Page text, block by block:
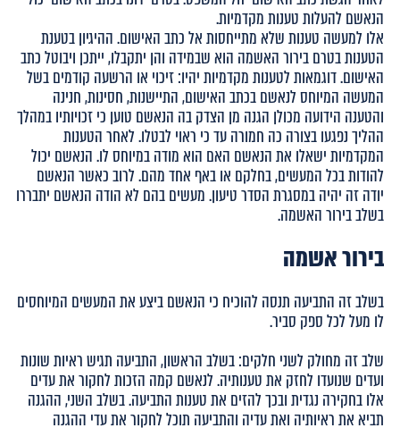
הנאשם להעלות טענות מקדמיות.
אלו למעשה טענות שלא מתייחסות אל כתב האישום. ההיגיון בטענת
הטענות בטרם בירור האשמה הוא שבמידה והן יתקבלו, ייתכן ויבוטל כתב
האישום. דוגמאות לטענות מקדמיות יהיו: זיכוי או הרשעה קודמים בשל
המעשה המיוחס לנאשם בכתב האישום, התיישנות, חסינות, חנינה
והטענה הידועה מכולן הגנה מן הצדק בה הנאשם טוען כי זכויותיו במהלך
ההליך נפגעו בצורה כה חמורה עד כי ראוי לבטלו. לאחר הטענות
המקדמיות ישאלו את הנאשם האם הוא מודה במיוחס לו. הנאשם יכול
להודות בכל המעשים, בחלקם או באף אחד מהם. לרוב כאשר הנאשם
יודה זה יהיה במסגרת הסדר טיעון. מעשים בהם לא הודה הנאשם יתבררו
בשלב בירור האשמה.
בירור אשמה
בשלב זה התביעה תנסה להוכיח כי הנאשם ביצע את המעשים המיוחסים
לו מעל לכל ספק סביר.
שלב זה מחולק לשני חלקים: בשלב הראשון, התביעה תגיש ראיות שונות
ועדים שנועדו לחזק את טענותיה. לנאשם קמה הזכות לחקור את עדים
אלו בחקירה נגדית ובכך להזים את טענות התביעה. בשלב השני, ההגנה
תביא את ראיותיה ואת עדיה והתביעה תוכל לחקור את עדי ההגנה